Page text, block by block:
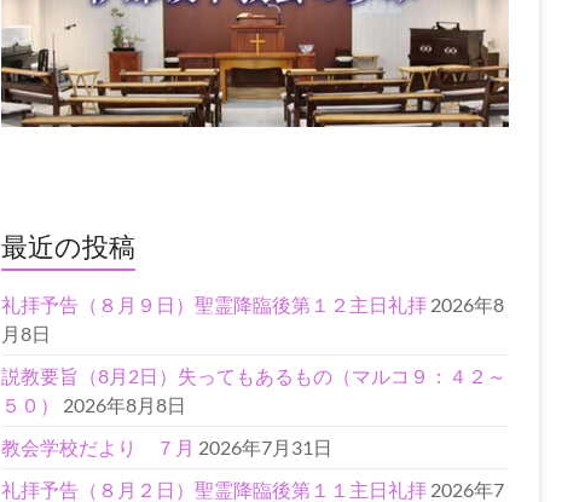
最近の投稿
礼拝予告（８月９日）聖霊降臨後第１２主日礼拝 2026年8
月8日
説教要旨（8月2日）失ってもあるもの（マルコ９：４２～
５０）
2026年8月8日
教会学校だより ７月 2026年7月31日
礼拝予告（８月２日）聖霊降臨後第１１主日礼拝 2026年7